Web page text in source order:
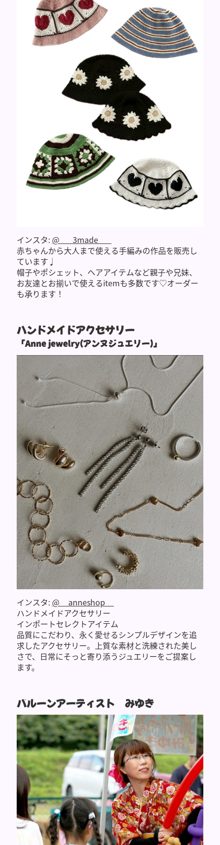
インスタ: @___3made___
赤ちゃんから大人まで使える手編みの作品を販売し
ています♩
帽子やポシェット、ヘアアイテムなど親子や兄妹、
お友達とお揃いで使えるitemも多数です♡オーダー
も承ります！
ハンドメイドアクセサリー
「Anne jewelry(アンヌジュエリー)」
インスタ: @__anneshop__
ハンドメイドアクセサリー
インポートセレクトアイテム
品質にこだわり、永く愛せるシンプルデザインを追
求したアクセサリー。上質な素材と洗練された美し
さで、日常にそっと寄り添うジュエリーをご提案し
ます。
バルーンアーティスト みゆき